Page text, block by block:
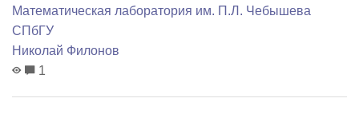
Математичеcкая лаборатория им. П.Л. Чебышева
СПбГУ
Николай Филонов
1